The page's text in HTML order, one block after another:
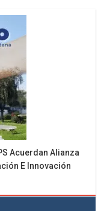
Acuerdan Alianza
E Innovación